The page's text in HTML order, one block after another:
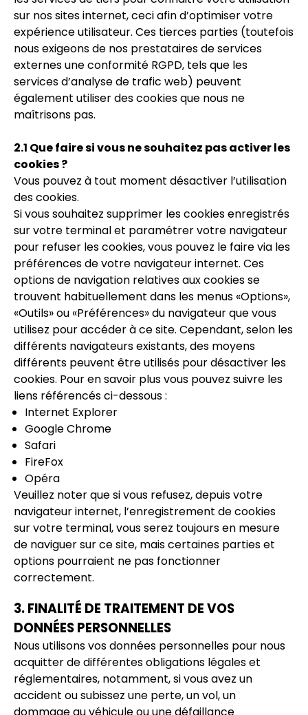
sur nos sites internet, ceci afin d’optimiser votre
expérience utilisateur. Ces tierces parties (toutefois
nous exigeons de nos prestataires de services
externes une conformité RGPD, tels que les
services d’analyse de trafic web) peuvent
également utiliser des cookies que nous ne
maîtrisons pas.
2.1 Que faire si vous ne souhaitez pas activer les
cookies ?
Vous pouvez à tout moment désactiver l’utilisation
des cookies.
Si vous souhaitez supprimer les cookies enregistrés
sur votre terminal et paramétrer votre navigateur
pour refuser les cookies, vous pouvez le faire via les
préférences de votre navigateur internet. Ces
options de navigation relatives aux cookies se
trouvent habituellement dans les menus «Options»,
«Outils» ou «Préférences» du navigateur que vous
utilisez pour accéder à ce site. Cependant, selon les
différents navigateurs existants, des moyens
différents peuvent être utilisés pour désactiver les
cookies. Pour en savoir plus vous pouvez suivre les
liens référencés ci-dessous :
Internet Explorer
Google Chrome
Safari
FireFox
Opéra
Veuillez noter que si vous refusez, depuis votre
navigateur internet, l’enregistrement de cookies
sur votre terminal, vous serez toujours en mesure
de naviguer sur ce site, mais certaines parties et
options pourraient ne pas fonctionner
correctement.
3. FINALITÉ DE TRAITEMENT DE VOS
DONNÉES PERSONNELLES
Nous utilisons vos données personnelles pour nous
acquitter de différentes obligations légales et
réglementaires, notamment, si vous avez un
accident ou subissez une perte, un vol, un
dommage au véhicule ou une défaillance